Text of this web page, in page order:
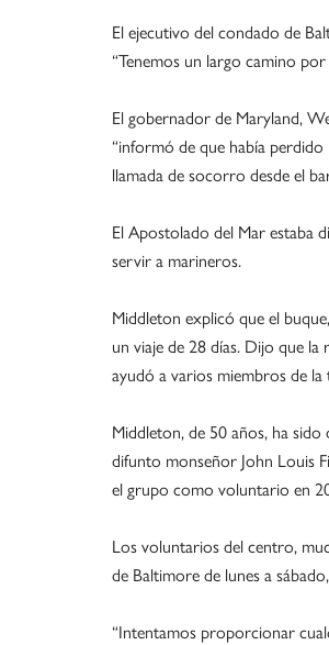
El ejecutivo del condado de
“Tenemos un largo camino
El gobernador de Maryland,
“informó de que había
llamada de socorro desde el
El Apostolado del Mar estaba
servir a marineros.
Middleton explicó que el
un viaje de 28 días. Dijo que
ayudó a varios miembros de
Middleton, de 50 años, ha
difunto monseñor John Louis
el grupo como voluntario en
Los voluntarios del centro,
de Baltimore de lunes a
“Intentamos proporcionar